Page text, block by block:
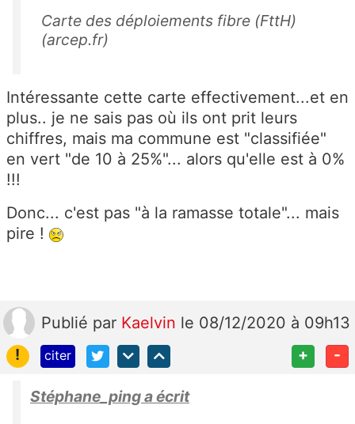
Carte des déploiements fibre (FttH)
(arcep.fr)
Intéressante cette carte effectivement...et en
plus.. je ne sais pas où ils ont prit leurs
chiffres, mais ma commune est "classifiée"
en vert "de 10 à 25%"... alors qu'elle est à 0%
!!!
Donc... c'est pas "à la ramasse totale"... mais
pire !
Publié par Kaelvin le 08/12/2020 à 09h13
!
citer + -
Stéphane_ping a écrit